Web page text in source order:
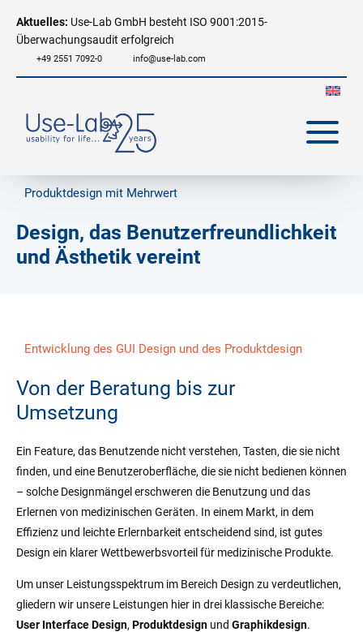
Aktuelles: Use-Lab GmbH besteht ISO 9001:2015-
Überwachungsaudit erfolgreich
+49 2551 7092-0 info@use-lab.com
Produktdesign mit Mehrwert
Design, das Benutzerfreundlichkeit
und Ästhetik vereint
Entwicklung des GUI Design und des Produktdesign
Von der Beratung bis zur
Umsetzung
Ein Feature, das Benutzende nicht verstehen, Tasten, die sie nicht
finden, und eine Benutzeroberfläche, die sie nicht bedienen können
– solche Designmängel erschweren die Benutzung und das
Erlernen von medizinischen Geräten. In einem Markt, in dem
Effizienz und leichte Erlernbarkeit entscheidend sind, ist gutes
Design ein klarer Wettbewerbsvorteil für medizinische Produkte.
Um unser Leistungsspektrum im Bereich Design zu verdeutlichen,
gliedern wir unsere Leistungen hier in drei klassische Bereiche:
User Interface Design, Produktdesign und Graphikdesign.